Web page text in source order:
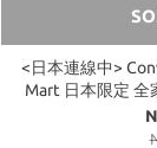
<日本連線中>
Mart 日本限定 全
底 長襪